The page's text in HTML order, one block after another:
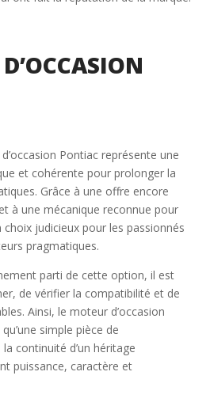
Pontiac représente une
et cohérente pour prolonger la
Grâce à une offre encore
à une mécanique reconnue pour
judicieux pour les passionnés
pragmatiques.
parti de cette option, il est
de vérifier la compatibilité et de
Ainsi, le moteur d’occasion
simple pièce de
continuité d’un héritage
puissance, caractère et